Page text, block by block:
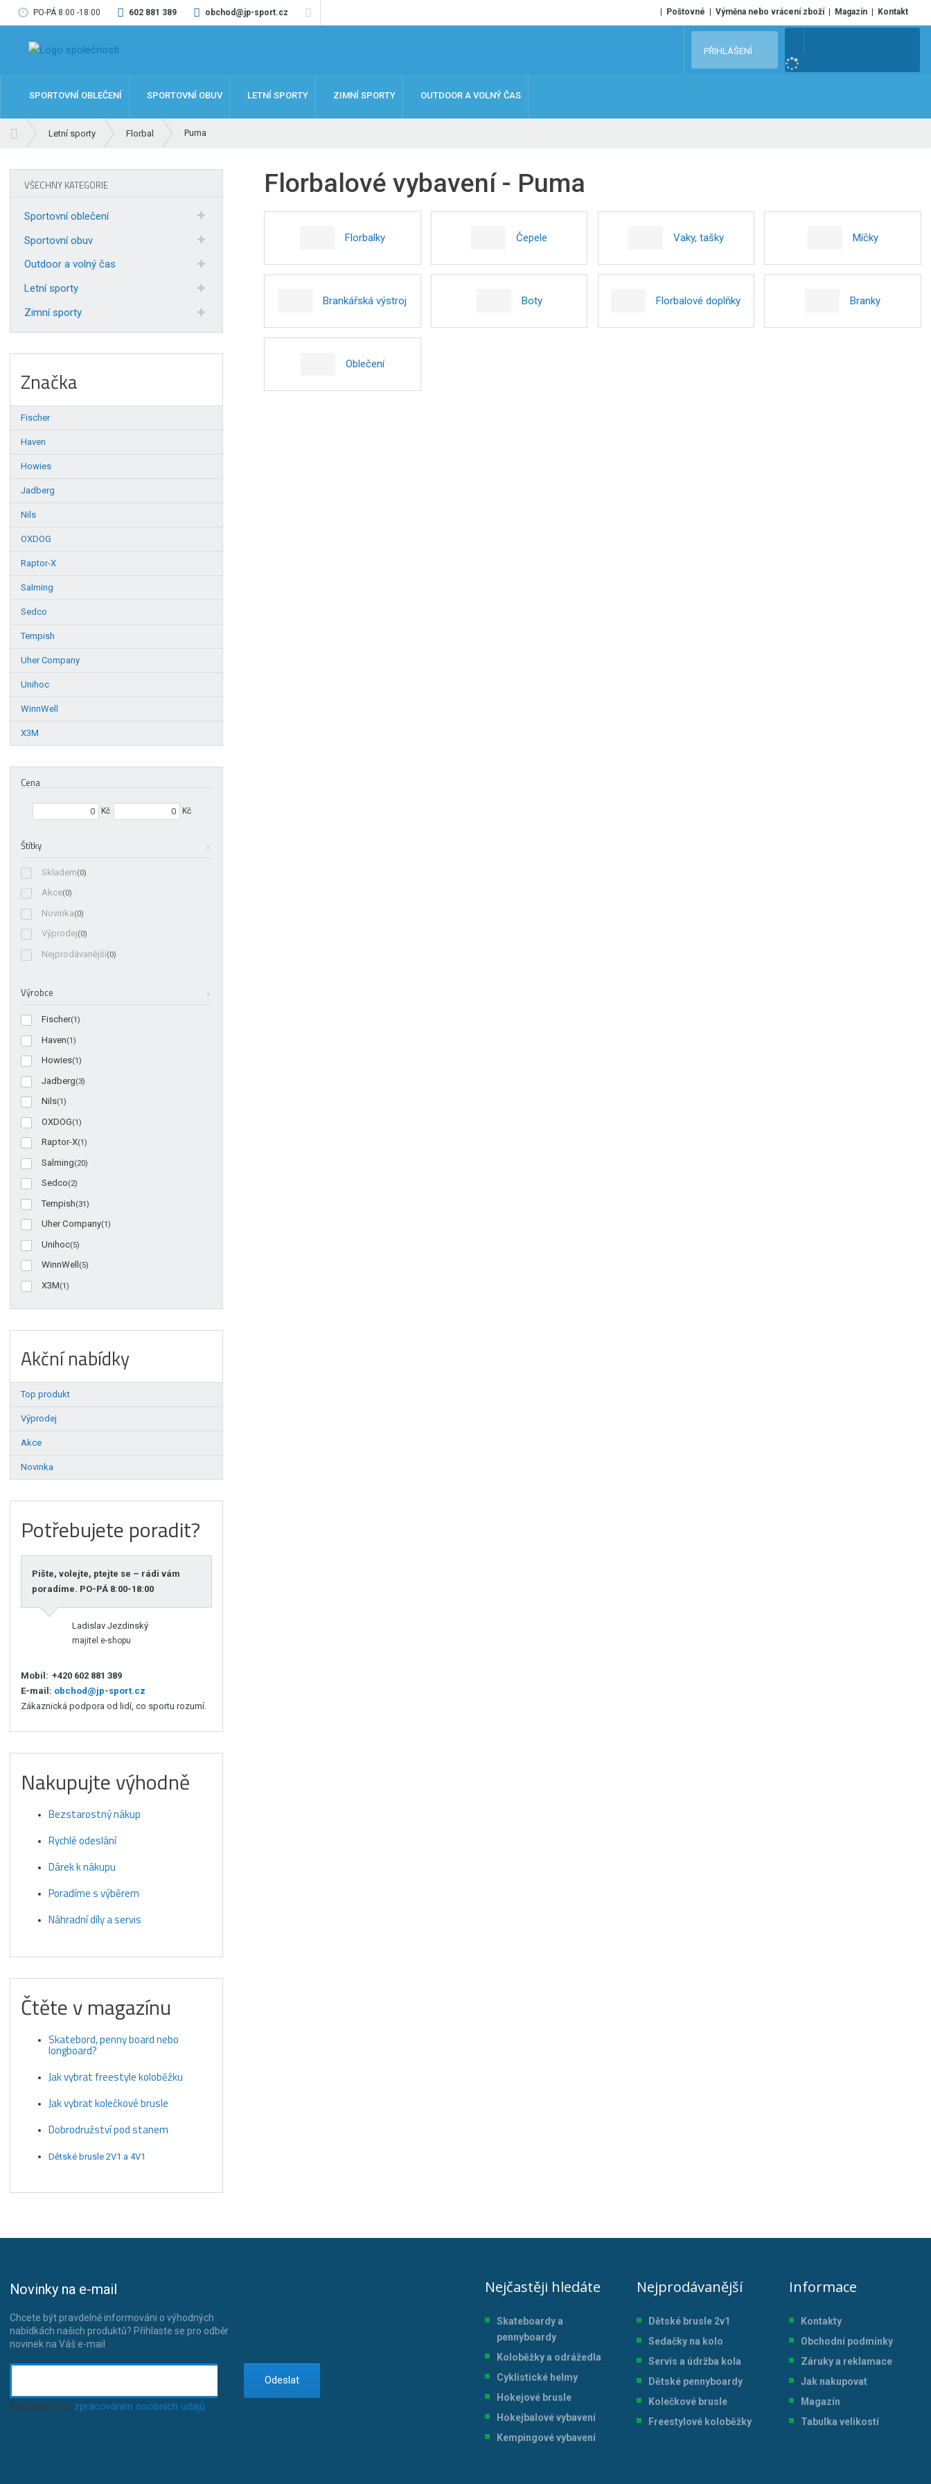
PO-PÁ 8:00 -18:00 602 881 389 obchod@jp-sport.cz Poštovné Výměna nebo vrácení zboží Magazín Kontakt
e
PŘIHLÁŠENÍ
SPORTOVNÍ OBLEČENÍ SPORTOVNÍ OBUV LETNÍ SPORTY ZIMNÍ SPORTY OUTDOOR A VOLNÝ ČAS
Letní sporty Florbal Puma
Florbalové vybavení - Puma
Florbalky Čepele Vaky, tašky Míčky
Brankářská výstroj Boty Florbalové doplňky Branky
Oblečení
VŠECHNY KATEGORIE
Sportovní oblečení
Sportovní obuv
Outdoor a volný čas
Letní sporty
Zimní sporty
Značka
Fischer
Haven
Howies
Jadberg
Nils
OXDOG
Raptor-X
Salming
Sedco
Tempish
Uher Company
Unihoc
WinnWell
X3M
Cena
Kč Kč
Štítky
Skladem(0)
Akce(0)
Novinka(0)
Výprodej(0)
Nejprodávanější(0)
Výrobce
Fischer(1)
Haven(1)
Howies(1)
Jadberg(3)
Nils(1)
OXDOG(1)
Raptor-X(1)
Salming(20)
Sedco(2)
Tempish(31)
Uher Company(1)
Unihoc(5)
WinnWell (5)
X3M(1)
Akční nabídky
Top produkt
Výprodej
Akce
Novinka
Potřebujete poradit?
Pište, volejte, ptejte se – rádi vám
poradíme. PO-PÁ 8:00-18:00
Ladislav Jezdinský
majitel e-shopu
Mobil: +420 602 881 389
E-mail: obchod@jp-sport.cz
Zákaznická podpora od lidí, co sportu rozumí.
Nakupujte výhodně
Bezstarostný nákup
Rychlé odeslání
Dárek k nákupu
Poradíme s výběrem
Náhradní díly a servis
Čtěte v magazínu
Skatebord, penny board nebo
longboard?
Jak vybrat freestyle koloběžku
Jak vybrat kolečkové brusle
Dobrodružství pod stanem
Dětské brusle 2V1 a 4V1
Novinky na e-mail
Chcete být pravdelně informováni o výhodných
nabídkách našich produktů? Přihlaste se pro odběr
novinek na Váš e-mail
Odeslat
Souhlasím se zpracováním osobních údajů.
Nejčastěji hledáte
Skateboardy a
pennyboardy
Koloběžky a odrážedla
Cyklistické helmy
Hokejové brusle
Hokejbalové vybavení
Kempingové vybavení
Nejprodávanější
Dětské brusle 2v1
Sedačky na kolo
Servis a údržba kola
Dětské pennyboardy
Kolečkové brusle
Freestylové koloběžky
Informace
Kontakty
Obchodní podmínky
Záruky a reklamace
Jak nakupovat
Magazín
Tabulka velikostí